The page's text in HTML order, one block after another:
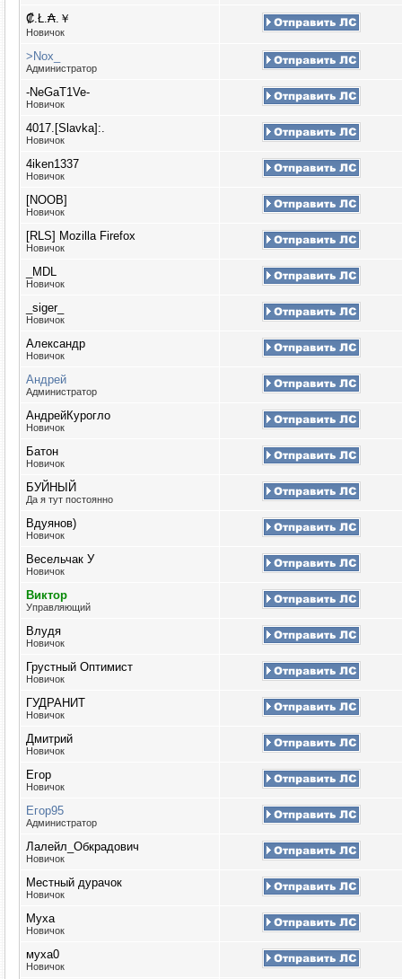
₡.Ł.₳.￥
Новичок
>Nox_
Администратор
-NeGaT1Ve-
Новичок
4017.[Slavka]:.
Новичок
4iken1337
Новичок
[NOOB]
Новичок
[RLS] Mozilla Firefox
Новичок
_MDL
Новичок
_siger_
Новичок
Александр
Новичок
Андрей
Администратор
АндрейКурогло
Новичок
Батон
Новичок
БУЙНЫЙ
Да я тут постоянно
Вдуянов)
Новичок
Весельчак У
Новичок
Виктор
Управляющий
Влудя
Новичок
Грустный Оптимист
Новичок
ГУДРАНИТ
Новичок
Дмитрий
Новичок
Егор
Новичок
Егор95
Администратор
Лалейл_Обкрадович
Новичок
Местный дурачок
Новичок
Муха
Новичок
муха0
Новичок